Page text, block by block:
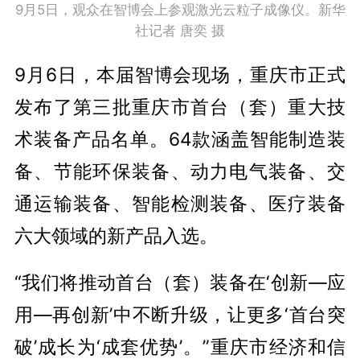
9月5日，观众在智博会上参观激光云粒子成像仪。新华
社记者 唐奕 摄
9月6日，本届智博会现场，重庆市正式
发布了第三批重庆市首台（套）重大技
术装备产品名单。64款涵盖智能制造装
备、节能环保装备、动力电气装备、交
通运输装备、智能检测装备、医疗装备
六大领域的新产品入选。
“我们将推动首台（套）装备在‘创新—应
用—再创新’中不断升级，让更多‘首台突
破’成长为‘成套优势’。”重庆市经济和信